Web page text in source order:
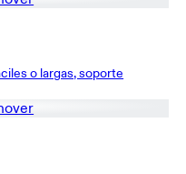
o largas, soporte